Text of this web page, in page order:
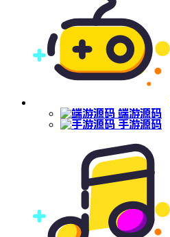
端游源码
手游源码